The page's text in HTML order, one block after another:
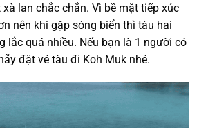
lan chắc chắn. Vì bề mặt tiếp xúc
nên khi gặp sóng biển thì tàu hai
lắc quá nhiều. Nếu bạn là 1 người có
đặt vé tàu đi Koh Muk nhé.